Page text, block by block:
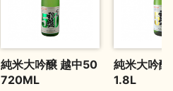
純米大吟醸 越中50
720ML
純米大吟
1.8L